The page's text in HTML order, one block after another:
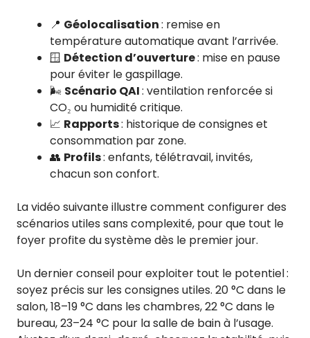
📍 Géolocalisation: remise en
température automatique avant l’arrivée.
🪟 Détection d’ouverture: mise en pause
pour éviter le gaspillage.
🌬️ Scénario QAI: ventilation renforcée si
CO₂ ou humidité critique.
📈 Rapports: historique de consignes et
consommation par zone.
👥 Profils: enfants, télétravail, invités,
chacun son confort.
La vidéo suivante illustre comment configurer des
scénarios utiles sans complexité, pour que tout le
foyer profite du système dès le premier jour.
Un dernier conseil pour exploiter tout le potentiel :
soyez précis sur les consignes utiles. 20 °C dans le
salon, 18–19 °C dans les chambres, 22 °C dans le
bureau, 23–24 °C pour la salle de bain à l’usage.